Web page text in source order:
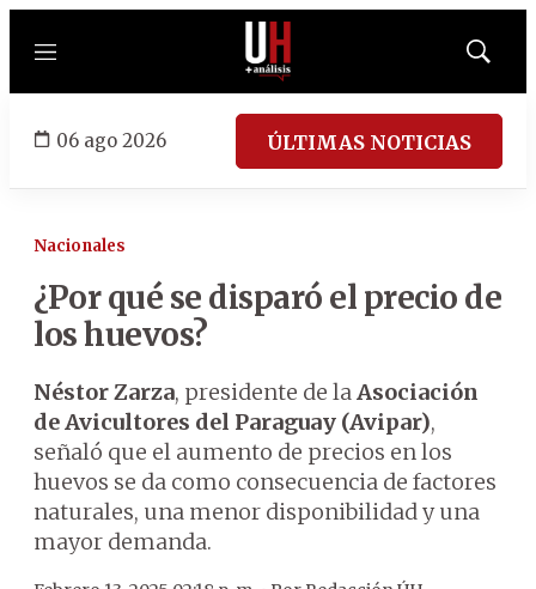
Menú
Mostrar
06 ago 2026 ÚLTIMAS NOTICIAS
Nacionales
¿Por qué se disparó el precio de
los huevos?
Néstor Zarza, presidente de laAsociación
de Avicultores del Paraguay (Avipar),
señaló que el aumento de precios en los
huevos se da como consecuencia de factores
naturales, una menor disponibilidad y una
mayor demanda.